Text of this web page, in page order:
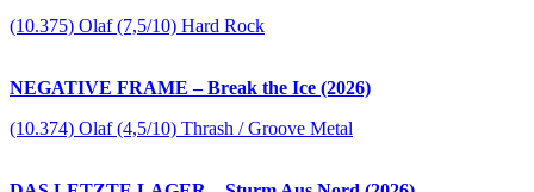
(10.375) Olaf (7,5/10) Hard Rock
NEGATIVE FRAME – Break the Ice (2026)
(10.374) Olaf (4,5/10) Thrash / Groove Metal